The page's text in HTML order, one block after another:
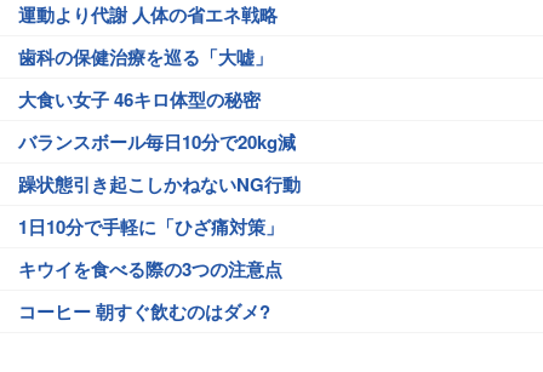
運動より代謝 人体の省エネ戦略
歯科の保健治療を巡る「大嘘」
大食い女子 46キロ体型の秘密
バランスボール毎日10分で20kg減
躁状態引き起こしかねないNG行動
1日10分で手軽に「ひざ痛対策」
キウイを食べる際の3つの注意点
コーヒー 朝すぐ飲むのはダメ?